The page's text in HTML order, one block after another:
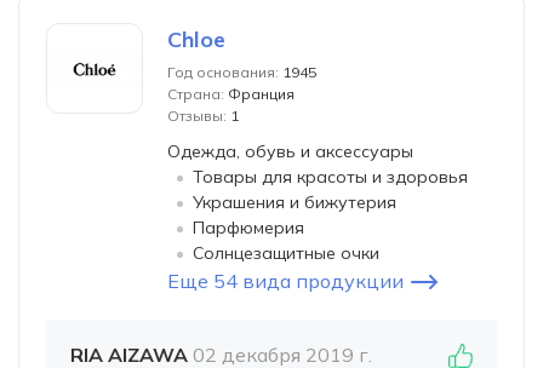
Chloe
Год основания: 1945
Страна: Франция
Отзывы: 1
Одежда, обувь и аксессуары
Товары для красоты и здоровья
Украшения и бижутерия
Парфюмерия
Солнцезащитные очки
Еще 54 вида продукции
RIA AIZAWA 02 декабря 2019 г.